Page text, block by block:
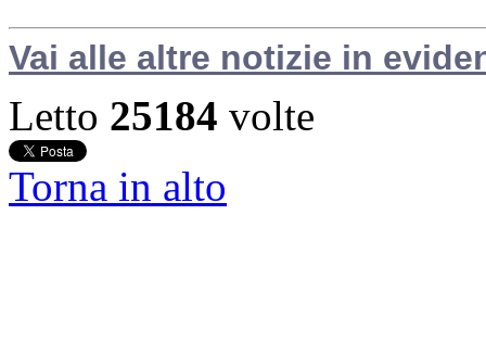
Vai alle altre notizie in
Letto 25184 volte
Torna in alto